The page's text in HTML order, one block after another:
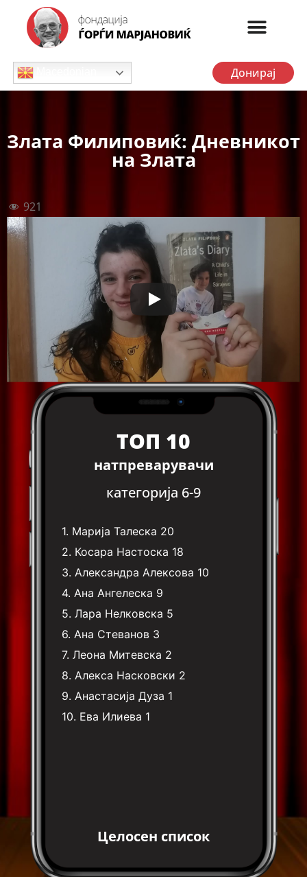
Донирај
Злата Филиповиќ: Дневникот
на Злата
921
ТОП 10
натпреварувачи
категорија 6-9
1. Марија Талеска 20
2. Косара Настоска 18
3. Александра Алексова 10
4. Ана Ангелеска 9
5.Лара Нелковска 5
6. Ана Стеванов 3
7.Леона Митевска 2
8. Алекса Насковски 2
9. Анастасија Дуза 1
10. Ева Илиева 1
Целосен список